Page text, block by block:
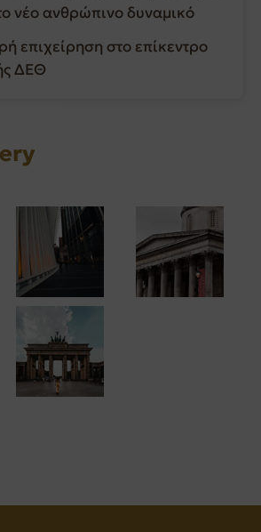
νέο ανθρώπινο δυναμικό
επιχείρηση στο επίκεντρο
ΔΕΘ